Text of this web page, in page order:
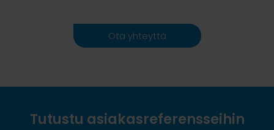
Ota yhteyttä
Tutustu asiakasreferensseihin